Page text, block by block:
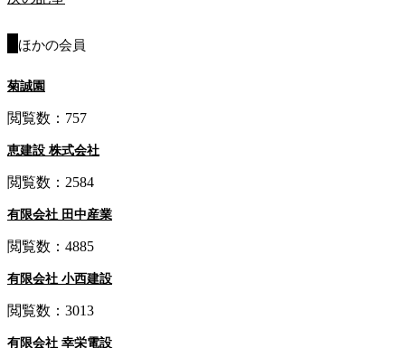
ほかの会員
菊誠園
閲覧数：757
恵建設 株式会社
閲覧数：2584
有限会社 田中産業
閲覧数：4885
有限会社 小西建設
閲覧数：3013
有限会社 幸栄電設